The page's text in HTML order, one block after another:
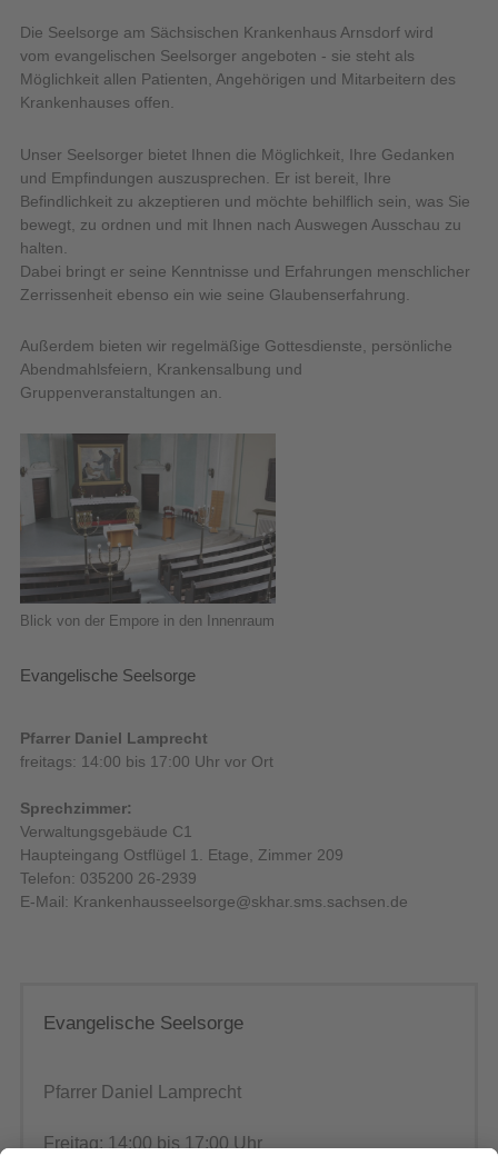
Die Seelsorge am Sächsischen Krankenhaus Arnsdorf wird
vom evangelischen Seelsorger angeboten - sie steht als
Möglichkeit allen Patienten, Angehörigen und Mitarbeitern des
Krankenhauses offen.
Unser Seelsorger bietet Ihnen die Möglichkeit, Ihre Gedanken
und Empfindungen auszusprechen. Er ist bereit, Ihre
Befindlichkeit zu akzeptieren und möchte behilflich sein, was Sie
bewegt, zu ordnen und mit Ihnen nach Auswegen Ausschau zu
halten.
Dabei bringt er seine Kenntnisse und Erfahrungen menschlicher
Zerrissenheit ebenso ein wie seine Glaubenserfahrung.
Außerdem bieten wir regelmäßige Gottesdienste, persönliche
Abendmahlsfeiern, Krankensalbung und
Gruppenveranstaltungen an.
Blick von der Empore in den Innenraum
Evangelische Seelsorge
Pfarrer Daniel Lamprecht
freitags: 14:00 bis 17:00 Uhr vor Ort
Sprechzimmer:
Verwaltungsgebäude C1
Haupteingang Ostflügel 1. Etage, Zimmer 209
Telefon: 035200 26-2939
E-Mail: Krankenhausseelsorge@skhar.sms.sachsen.de
Evangelische Seelsorge
Pfarrer Daniel Lamprecht
Freitag: 14:00 bis 17:00 Uhr